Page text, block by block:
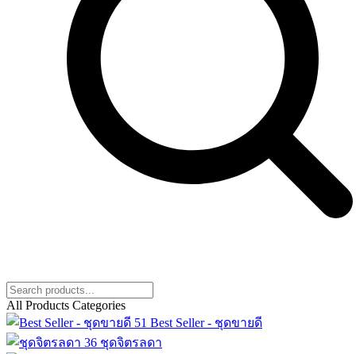
All Products Categories
51 Best Seller - ชุดขายดี
36 ชุดจิตรลดา